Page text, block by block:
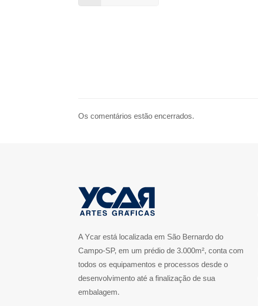
Os comentários estão encerrados.
A Ycar está localizada em São Bernardo do
Campo-SP, em um prédio de 3.000m², conta com
todos os equipamentos e processos desde o
desenvolvimento até a finalização de sua
embalagem.